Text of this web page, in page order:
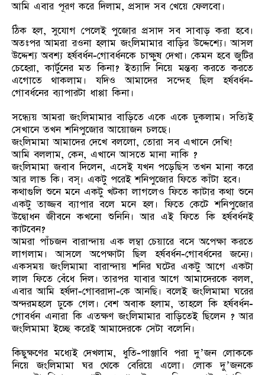
আমি এবার পূরণ করে দিলাম, প্রসাদ সব খেয়ে ফেলবো।
ঠিক হল, সুযোগ পেলেই পুজোর প্রসাদ সব সাবাড় করা হবে।
অতঃপর আমরা রওনা হলাম জংলিমামার বাড়ির উদ্দেশ্যে। আসল
উদ্দেশ্য অবশ্য হর্ষবর্ধন-গোবর্ধনকে চাক্ষুষ দেখা। কেমন হবে জুটির
চেহেরা, কার্টুনের মত কিনা? ইত্যাদি নিয়ে মন্তব্য করতে করতে
এগোতে থাকলাম। যদিও আমাদের সন্দেহ ছিল হর্ষবর্ধন-
গোবর্ধনের ব্যাপারটা ধাপ্পা কিনা।
সন্ধ্যেয় আমরা জংলিমামার বাড়িতে একে একে ঢুকলাম। সত্যিই
সেখানে তখন শনিপুজোর আয়োজন চলছে।
জংলিমামা আমাদের দেখে বললো, তোরা সব এখানে দেখি!
আমি বললাম, কেন, এখানে আসতে মানা নাকি ?
জংলিমামা জবাব দিলেন, এসেই যখন পড়েছিস তখন মানা করে
আর লাভ কি। বস্‌। একটু পরেই শনিপুজোর ফিতে কাঁটা হবে।
কথাগুলি শুনে মনে একটু খটকা লাগলেও ফিতে কাটার কথা শুনে
একটু তাজ্জব ব্যাপার বলে মনে হল। ফিতে কেটে শনিপুজোর
উদ্বোধন জীবনে কখনো শুনিনি। আর এই ফিতে কি হর্ষবর্ধনই
কাটবেন?
আমরা পাঁচজন বারান্দায় এক লম্বা চেয়ারে বসে অপেক্ষা করতে
লাগলাম। আসলে অপেক্ষাটা ছিল হর্ষবর্ধন-গোবর্ধনের জন্যে।
একসময় জংলিমামা বারান্দায় শনির ঘটের একটু আগে একটা
লাল ফিতে বেঁধে দিল। তারপর যাবার আগে আমাদেরকে বলল,
এবার আমি হর্ষদা-গোবরাদা-কে আনছি। বলেই জংলিমামা ঘরের
অন্দরমহলে ঢুকে গেল। বেশ অবাক হলাম, তাহলে কি হর্ষবর্ধন-
গোবর্ধন এনারা কি এতক্ষণ জংলিমামার বাড়িতেই ছিলেন ? আর
জংলিমামা ইচ্ছে করেই আমাদেরকে সেটা বলেনি।
কিছুক্ষণের মধ্যেই দেখলাম, ধুতি-পাঞ্জাবি পরা দু’জন লোককে
নিয়ে জংলিমামা ঘর থেকে বেরিয়ে এলো। লোক দু’জনকে